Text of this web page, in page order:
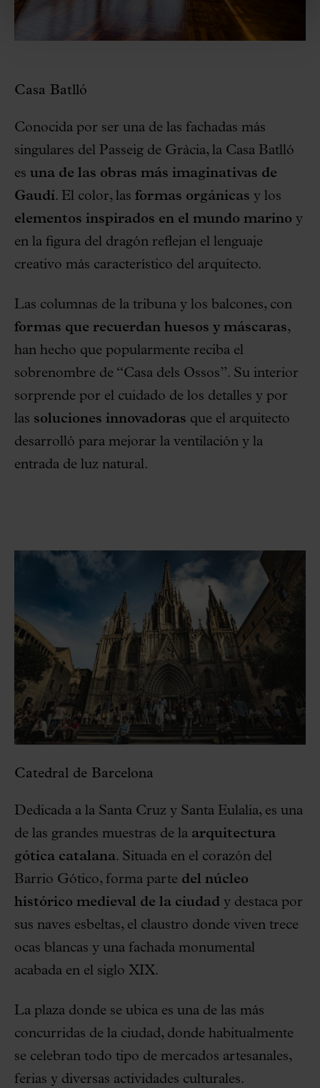
Casa Batlló
Conocida por ser una de las fachadas más
singulares del Passeig de Gràcia, la Casa Batlló
es una de las obras más imaginativas de
Gaudí. El color, las formas orgánicas y los
elementos inspirados en el mundo marino y
en la figura del dragón reflejan el lenguaje
creativo más característico del arquitecto.
Las columnas de la tribuna y los balcones, con
formas que recuerdan huesos y máscaras,
han hecho que popularmente reciba el
sobrenombre de “Casa dels Ossos”. Su interior
sorprende por el cuidado de los detalles y por
las soluciones innovadoras que el arquitecto
desarrolló para mejorar la ventilación y la
entrada de luz natural.
Catedral de Barcelona
Dedicada a la Santa Cruz y Santa Eulalia, es una
de las grandes muestras de la arquitectura
gótica catalana. Situada en el corazón del
Barrio Gótico, forma parte del núcleo
histórico medieval de la ciudad y destaca por
sus naves esbeltas, el claustro donde viven trece
ocas blancas y una fachada monumental
acabada en el siglo XIX.
La plaza donde se ubica es una de las más
concurridas de la ciudad, donde habitualmente
se celebran todo tipo de mercados artesanales,
ferias y diversas actividades culturales.